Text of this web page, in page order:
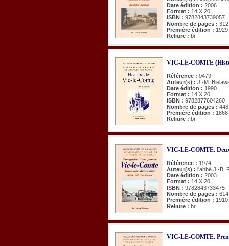
Date édition : 2006
Format : 14 X 20
ISBN : 9782843739057
Nombre de pages : 312
Première édition : 1929
Reliure : br.
VIC-LE-COMTE
Référence : 0479
Auteur(s) : J.-M.
Date édition : 1990
Format : 14 X 20
ISBN : 9782877604260
Nombre de pages : 448
Première édition : 1868
Reliure : br.
VIC-LE-COMTE.
Référence : 1974
Auteur(s) : l'abbé J.-B.
Date édition : 2003
Format : 14 X 20
ISBN : 9782843733475
Nombre de pages : 614
Première édition : 1910
Reliure : br.
VIC-LE-COMTE.